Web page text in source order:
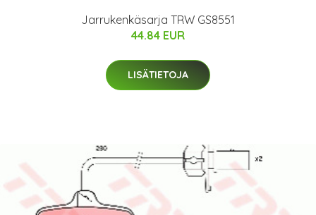
Jarrukenkäsarja TRW GS8551
44.84 EUR
LISÄTIETOJA